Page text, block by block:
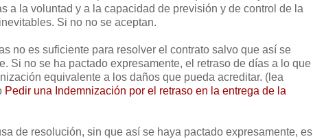
a la voluntad y a la capacidad de previsión y de control de la
Si no no se aceptan.
no es suficiente para resolver el contrato salvo que así se
Si no se ha pactado expresamente, el retraso de días a lo que
equivalente a los daños que pueda acreditar. (lea
Pedir una Indemnización por el retraso en la entrega de la
de resolución, sin que así se haya pactado expresamente, es